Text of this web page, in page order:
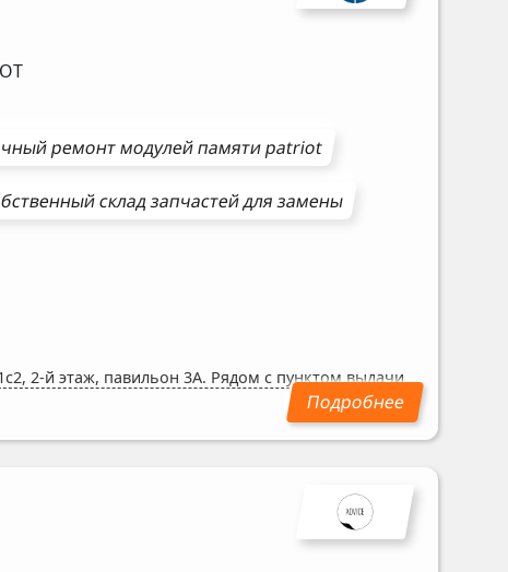
ремонтмодулей памятиpatriot
склад запчастей для замены
2-й этаж, павильон 3А. Рядом с пунктом выдачи